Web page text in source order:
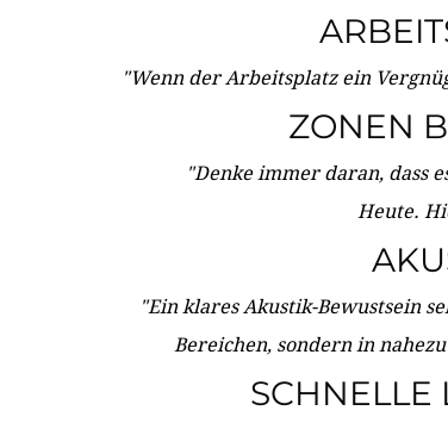
"Wenn der Arbeitsplatz ein
ZONEN
"Denke immer daran, dass
Heute.
"Ein klares Akustik-Bewustsein
Bereichen, sondern in
SCHNELLE